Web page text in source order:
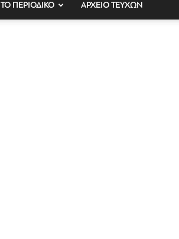
ΤΟ ΠΕΡΙΟΔΙΚΟ ΑΡΧΕΙΟ ΤΕΥΧΩΝ